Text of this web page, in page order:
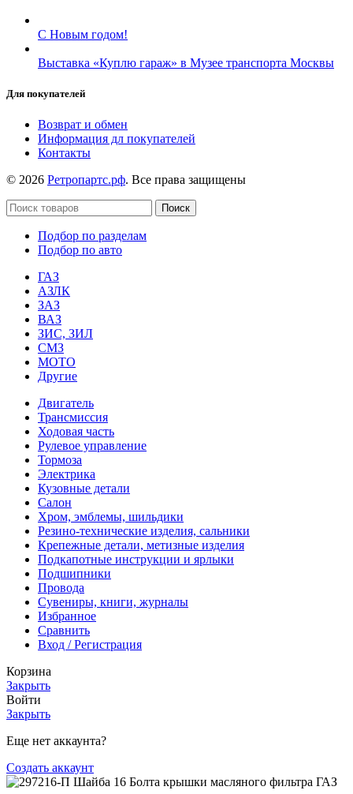
С Новым годом!
Выставка «Куплю гараж» в Музее транспорта Москвы
Для покупателей
Возврат и обмен
Информация дл покупателей
Контакты
© 2026 Ретропартс.рф. Все права защищены
Поиск
Подбор по разделам
Подбор по авто
ГАЗ
АЗЛК
ЗАЗ
ВАЗ
ЗИС, ЗИЛ
СМЗ
МОТО
Другие
Двигатель
Трансмиссия
Ходовая часть
Рулевое управление
Тормоза
Электрика
Кузовные детали
Салон
Хром, эмблемы, шильдики
Резино-технические изделия, сальники
Крепежные детали, метизные изделия
Подкапотные инструкции и ярлыки
Подшипники
Провода
Сувениры, книги, журналы
Избранное
Сравнить
Вход / Регистрация
Корзина
Закрыть
Войти
Закрыть
Еще нет аккаунта?
Создать аккаунт